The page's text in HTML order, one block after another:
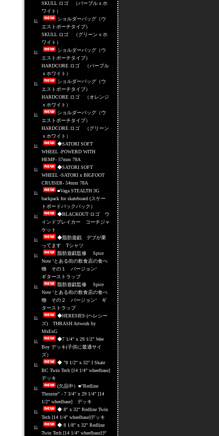
SKULL ロゴ （パープルｘホ
ワイト）
ショルダーバッグ（ウ
エストポーチタイプ）
SKULL ロゴ （グリーンｘホ
ワイト）
ショルダーバッグ（ウ
エストポーチタイプ）
HARDCORE ロゴ （パープル
ｘホワイト）
ショルダーバッグ（ウ
エストポーチタイプ）
HARDCORE ロゴ （オレンジ
ｘホワイト）
ショルダーバッグ（ウ
エストポーチタイプ）
HARDCORE ロゴ （グリーン
ｘホワイト）
◆SATORI SOFT
WHEEL -POWERD WITH
HEMP- 57mm 78A
◆SATORI SOFT
WHEEL -SATORI x BIGFOOT
CRUISER- 54mm 78A
■Vaga STEALTH 3G
backpack for skateboard (スケー
トボードバックパック）
◆BLACKOUT ロゴ ウ
インドブレイカー コーチジャ
ケット
◆脂肪遊戯 デブが乗
ってます Tシャツ
脂肪遊戯監修 Spice
Note ‘とある街の飲食店の食べ
物 その１ バージョン‘
ギターストラップ
脂肪遊戯監修 Spice
Note ‘とある街の飲食店の食べ
物 その２ バージョン‘ ギ
ターストラップ
◆HERESIES (ヘレシー
ズ) THRASH Artwork by
MxExG
◆7 1/4" x 29 1/2" Wee
Boy デッキ(子供に最適サイ
ズ）
◆ "8 1/2" x 32" I Skate
BC Twin Tech [14 1/4" wheelbase]
デッキ
(欠品中）■"Redline
Thruster" - 7 3/4" x 29 1/4" [14
1/2" wheelbase] デッキ
◆ 8" x 32" Redline Twin
Tech [14 1/4" wheelbase]デッキ
◆ 8 1/8" x 32" Redline
Twin Tech [14 1/4" wheelbase]デ